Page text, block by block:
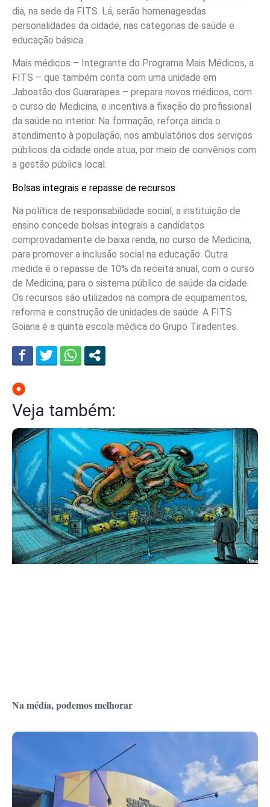
dia, na sede da FITS. Lá, serão homenageadas
personalidades da cidade, nas categorias de saúde e
educação básica.
Mais médicos – Integrante do Programa Mais Médicos, a
FITS – que também conta com uma unidade em
Jaboatão dos Guararapes – prepara novos médicos, com
o curso de Medicina, e incentiva a fixação do profissional
da saúde no interior. Na formação, reforça ainda o
atendimento à população, nos ambulatórios dos serviços
públicos da cidade onde atua, por meio de convênios com
a gestão pública local.
Bolsas integrais e repasse de recursos
Na política de responsabilidade social, a instituição de
ensino concede bolsas integrais a candidatos
comprovadamente de baixa renda, no curso de Medicina,
para promover a inclusão social na educação. Outra
medida é o repasse de 10% da receita anual, com o curso
de Medicina, para o sistema público de saúde da cidade.
Os recursos são utilizados na compra de equipamentos,
reforma e construção de unidades de saúde. A FITS
Goiana é a quinta escola médica do Grupo Tiradentes.
Veja também:
Na média, podemos melhorar